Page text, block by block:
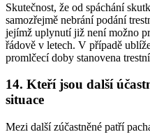
Skutečnost, že od spáchání
samozřejmě nebrání podání
jejímž uplynutí již není možno
řádově v letech. V případě
promlčecí doby stanovena
14. Kteří jsou další
situace
Mezi další zúčastněné patří